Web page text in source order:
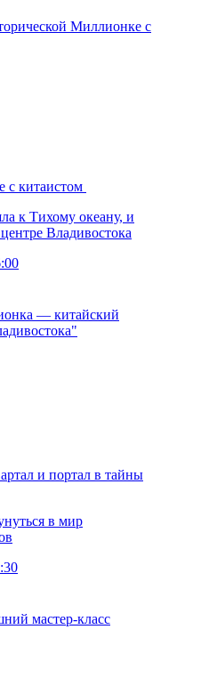
с китаистом
к Тихому океану, и
Владивостока
и портал в тайны
в мир